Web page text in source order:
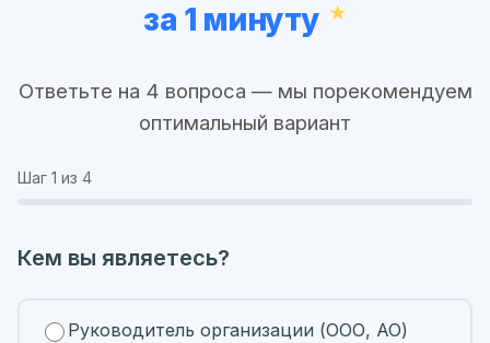
за 1 минуту
Ответьте на 4 вопроса — мы порекомендуем
оптимальный вариант
Шаг 1 из 4
Кем вы являетесь?
Руководитель организации (ООО, АО)